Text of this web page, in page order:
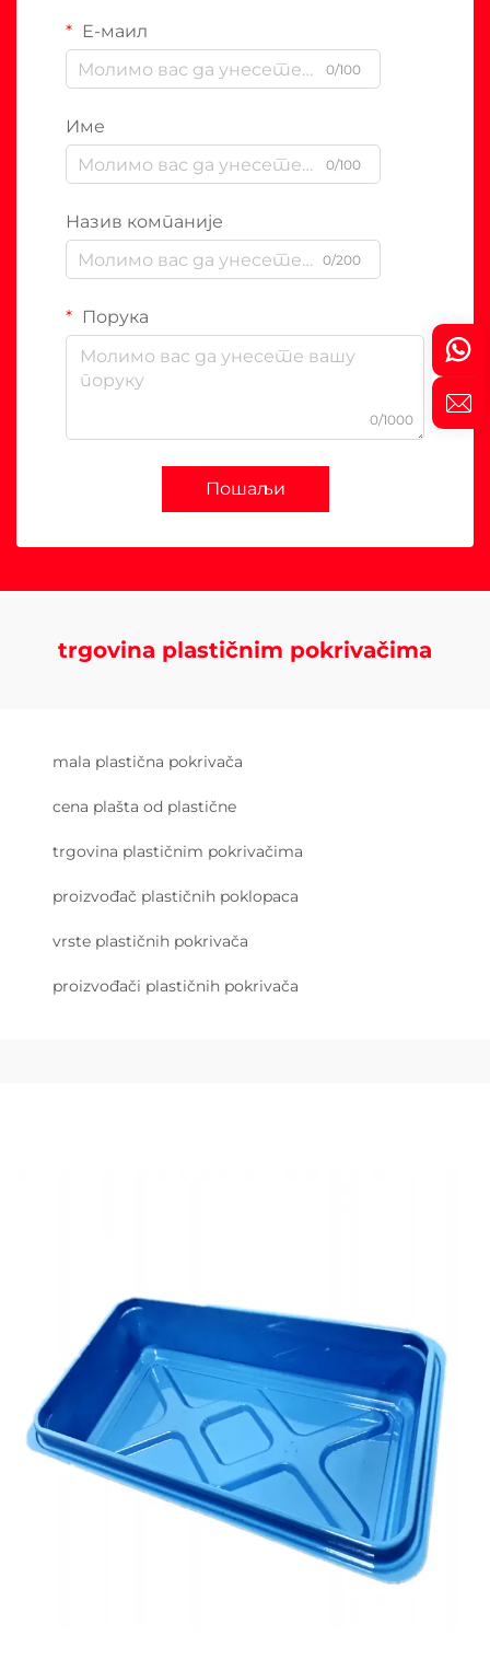
Е-маил
0/100
Име
0/100
Назив компаније
0/200
Порука
0/1000
Пошаљи
trgovina plastičnim pokrivačima
mala plastična pokrivača
cena plašta od plastične
trgovina plastičnim pokrivačima
proizvođač plastičnih poklopaca
vrste plastičnih pokrivača
proizvođači plastičnih pokrivača